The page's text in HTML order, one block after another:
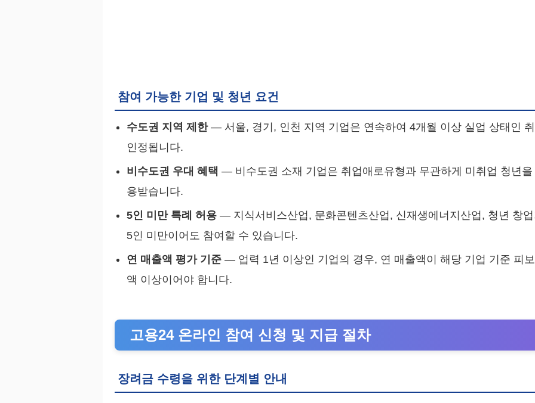
참여 가능한 기업 및 청년 요건
수도권 지역 제한— 서울, 경기, 인천 지역 기업은 연속하여 4개월 이상 실업 상태인
인정됩니다.
비수도권 우대 혜택 — 비수도권 소재 기업은 취업애로유형과 무관하게 미취업 청년
용받습니다.
5인 미만 특례 허용 — 지식서비스산업, 문화콘텐츠산업, 신재생에너지산업, 청년 창
5인 미만이어도 참여할 수 있습니다.
연 매출액 평가 기준 — 업력 1년 이상인 기업의 경우, 연 매출액이 해당 기업 기준 피
액 이상이어야 합니다.
고용24 온라인 참여 신청 및 지급 절차
장려금 수령을 위한 단계별 안내